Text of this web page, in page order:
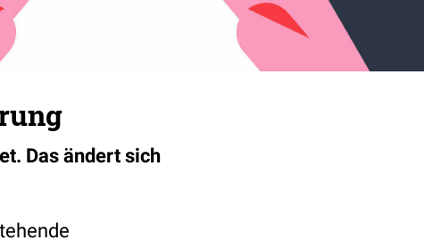
Das ändert sich